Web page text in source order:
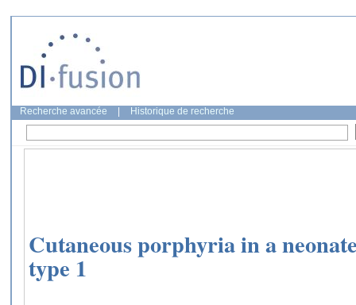
Recherche avancée Historique de recherche
Cutaneous porphyria in a
type 1